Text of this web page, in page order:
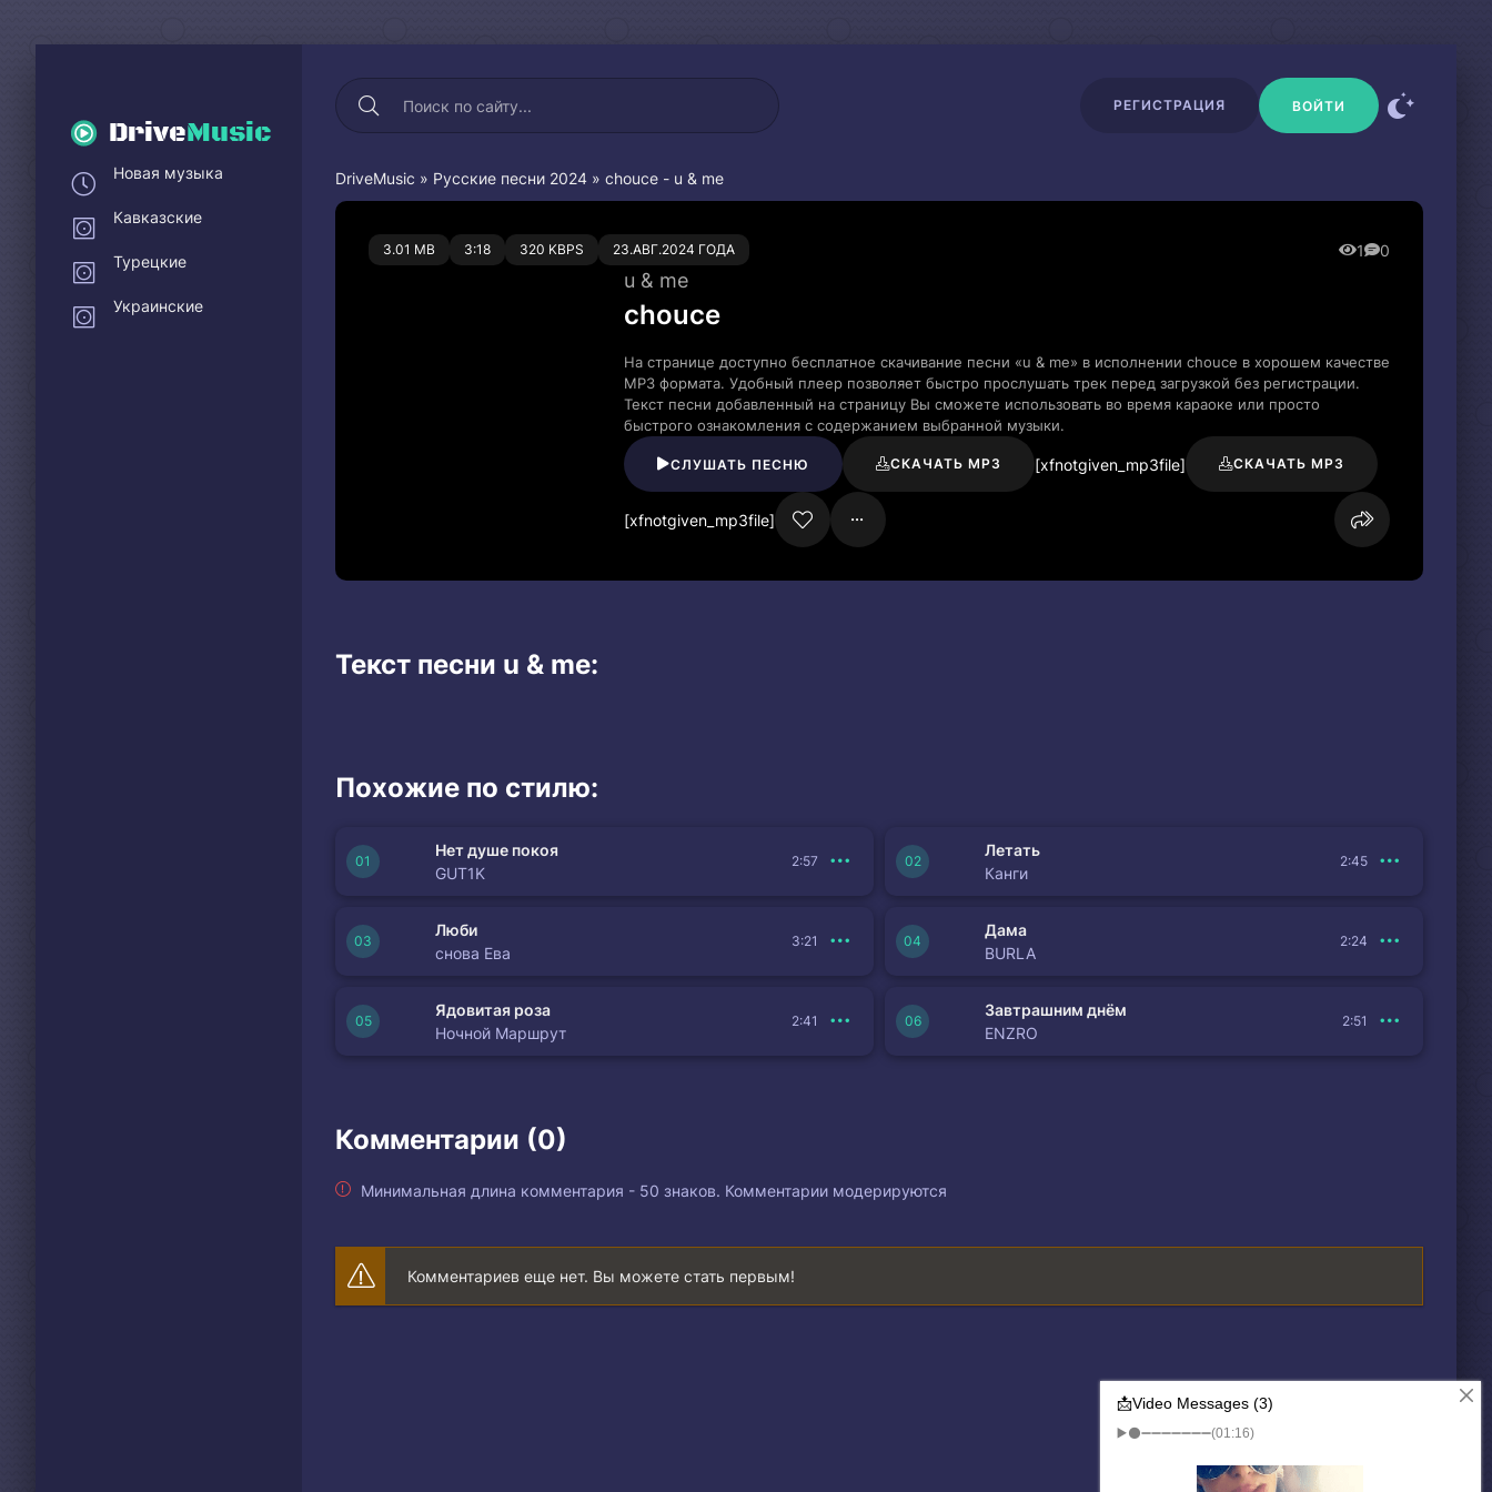
DriveMusic
РЕГИСТРАЦИЯ ВОЙТИ
DriveMusic » Русские песни 2024 » chouce - u & me
3.01 MB 3:18 320 KBPS 23.АВГ.2024 ГОДА 1 0
0 0
u & me
chouce
На странице доступно бесплатное скачивание песни «u & me» в исполнении chouce в хорошем качестве
MP3 формата. Удобный плеер позволяет быстро прослушать трек перед загрузкой без регистрации.
Текст песни добавленный на страницу Вы сможете использовать во время караоке или просто
быстрого ознакомления с содержанием выбранной музыки.
СЛУШАТЬ ПЕСНЮ СКАЧАТЬ MP3 [xfnotgiven_mp3file] СКАЧАТЬ MP3
[xfnotgiven_mp3file]
Текст песни u & me:
Похожие по стилю:
Нет душе покоя
GUT1K
2:57
Летать
Канги
2:45
Люби
снова Ева
3:21
Дама
BURLA
2:24
Ядовитая роза
Ночной Маршрут
2:41
Завтрашним днём
ENZRO
2:51
Комментарии (0)
Минимальная длина комментария - 50 знаков. Комментарии модерируются
Комментариев еще нет. Вы можете стать первым!
Новая музыка
Кавказские
Турецкие
Украинские